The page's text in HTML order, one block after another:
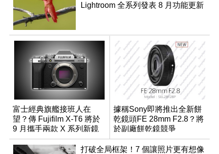
Lightroom 全系列發表 8 月功能更新
富士經典旗艦接班人在
望？傳 Fujifilm X-T6 將於
9 月攜手兩款 X 系列新鏡
頭登場
據稱Sony即將推出全新餅
乾鏡頭FE 28mm F2.8？將
於副廠餅乾鏡競爭
打破全局框架！7 個讓照片更有想像